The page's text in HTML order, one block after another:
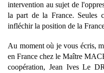
intervention au sujet de
la part de la France. Seules
infléchir la position de la
Au moment où je vous écris,
en France chez le Maître
coopération, Jean Ives Le